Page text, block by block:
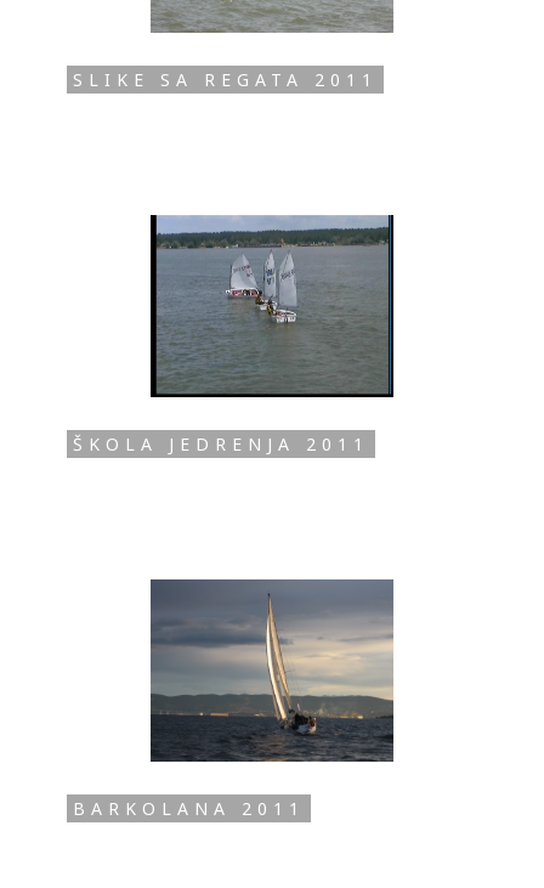
SLIKE SA REGATA 2011
ŠKOLA JEDRENJA 2011
BARKOLANA 2011